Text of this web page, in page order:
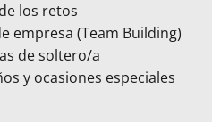
los retos
empresa (Team Building)
de soltero/a
y ocasiones especiales